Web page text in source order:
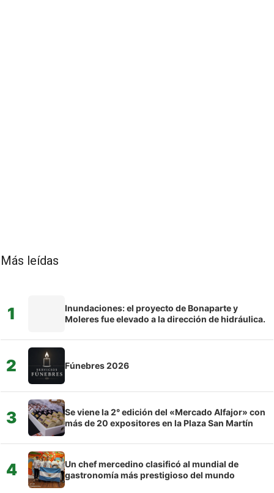
Más leídas
1
Inundaciones: el proyecto de Bonaparte y
Moleres fue elevado a la dirección de hidráulica.
2 Fúnebres 2026
3
Se viene la 2° edición del «Mercado Alfajor» con
más de 20 expositores en la Plaza San Martín
4
Un chef mercedino clasificó al mundial de
gastronomía más prestigioso del mundo